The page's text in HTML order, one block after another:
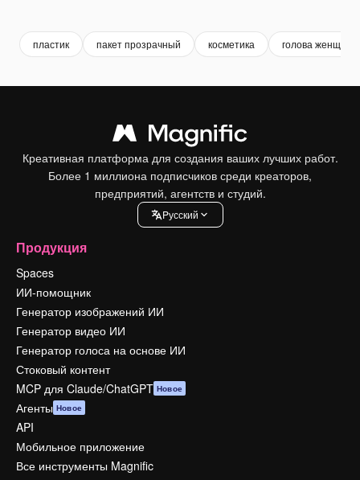
пластик пакет прозрачный косметика голова женщины
Креативная платформа для создания ваших лучших работ.
Более 1 миллиона подписчиков среди креаторов,
предприятий, агентств и студий.
Pусский
Продукция
Spaces
ИИ-помощник
Генератор изображений ИИ
Генератор видео ИИ
Генератор голоса на основе ИИ
Стоковый контент
MCP для Claude/ChatGPT Новое
Агенты Новое
API
Мобильное приложение
Все инструменты Magnific